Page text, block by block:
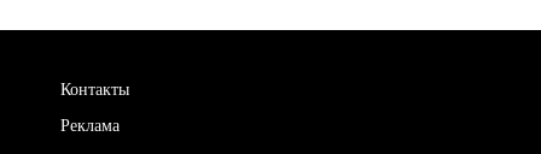
Контакты
Реклама